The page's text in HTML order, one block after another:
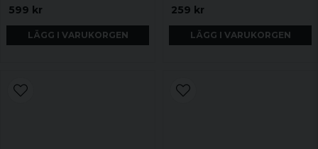
599 kr
LÄGG I VARUKORGEN
259 kr
LÄGG I VARUKORGEN